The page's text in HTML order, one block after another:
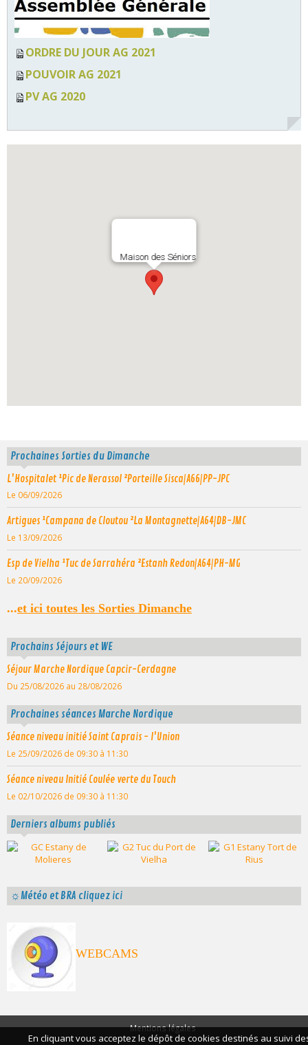
ORDRE DU JOUR AG 2021
POUVOIR AG 2021
PV AG 2020
Maison des Séniors
Prochaines Sorties du Dimanche
L'Hospitalet ¹Pic de Nerassol ²Porteille Sisca|A66|PP-JPC
Le 06/09/2026
Artigues ¹Campana de Cloutou ²La Montagnette|A64|DB-JMC
Le 13/09/2026
Esp de Vielha ¹Tuc de Sarrahéra ²Estanh Redon|A64|PH-MG
Le 20/09/2026
...et ici toutes les Sorties Dimanche
Prochains Séjours et WE
Séjour Marche Nordique Capcir-Cerdagne
Du 25/08/2026 au 28/08/2026
Prochaines séances Marche Nordique
Séance niveau initié Saint Caprais - l'Union
Le 25/09/2026 de 09:30 à 11:30
Séance niveau Initié Coulée verte du Touch
Le 02/10/2026 de 09:30 à 11:30
Derniers albums publiés
☼Météo et BRA cliquez ici
WEBCAMS
Mentions légales
En cliquant vous acceptez le dépôt de cookies destinés au suivi